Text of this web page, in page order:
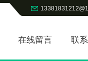
在线留言 联